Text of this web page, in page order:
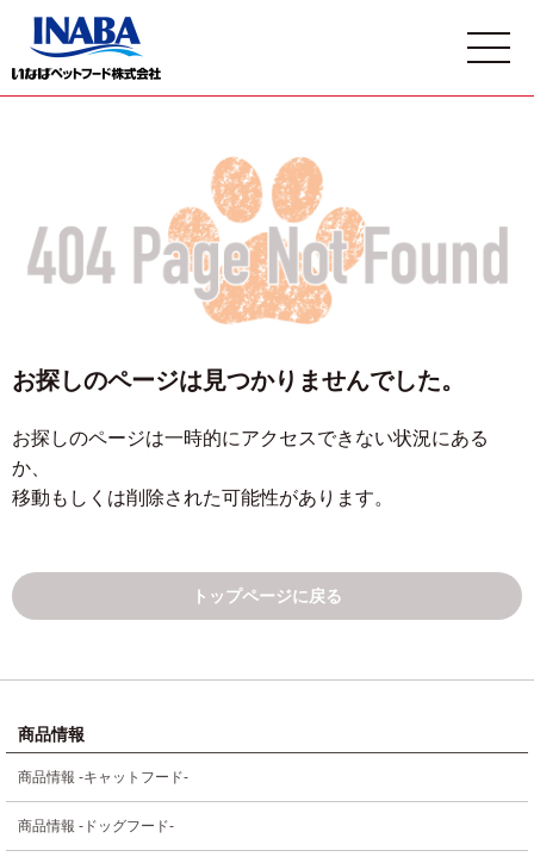
お探しのページは見つかりませんでした。
お探しのページは一時的にアクセスできない状況にある
か、
移動もしくは削除された可能性があります。
トップページに戻る
商品情報
商品情報 -キャットフード-
商品情報 -ドッグフード-